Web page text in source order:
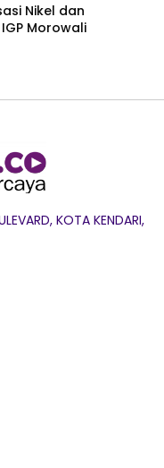
Nikel dan
Morowali
KOTA KENDARI,